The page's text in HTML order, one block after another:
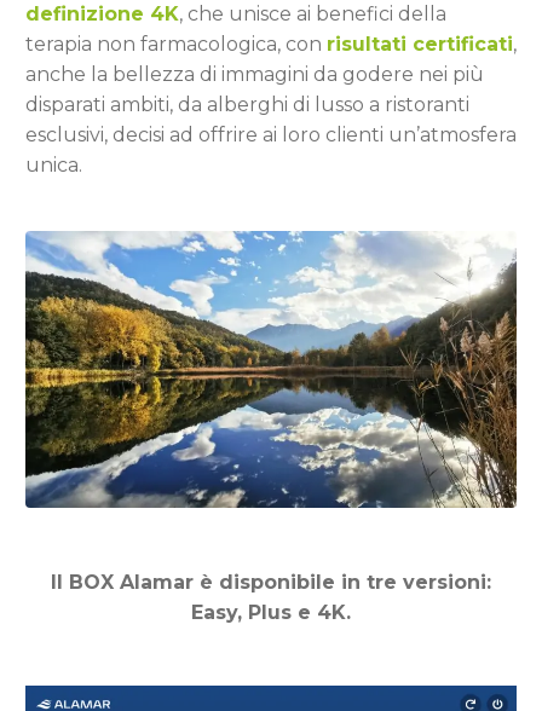
definizione 4K, che unisce ai benefici della
terapia non farmacologica, con risultati certificati,
anche la bellezza di immagini da godere nei più
disparati ambiti, da alberghi di lusso a ristoranti
esclusivi, decisi ad offrire ai loro clienti un’atmosfera
unica.
Il BOX Alamar è disponibile in tre versioni:
Easy, Plus e 4K.